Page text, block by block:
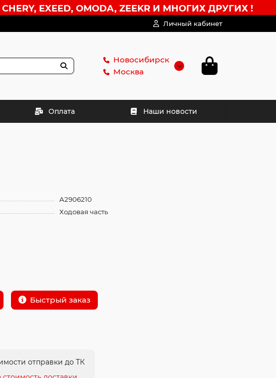
EXEED, OMODA, ZEEKR И МНОГИХ ДРУГИХ !
Личный кабинет
Новосибирск
Москва
Оплата Наши новости
A2906210
Ходовая часть
Быстрый заказ
отправки до ТК